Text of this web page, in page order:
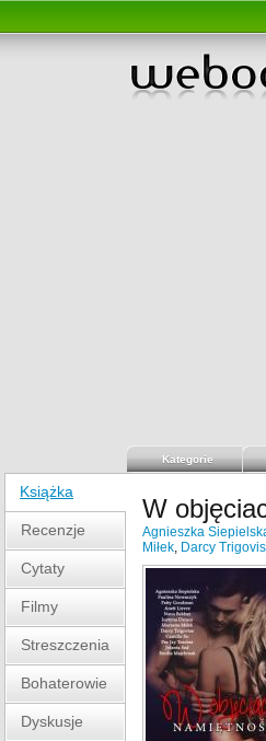
Kategorie
Książka
Recenzje
Cytaty
Filmy
Streszczenia
Bohaterowie
Dyskusje
W
Agnieszka
Miłek, Darcy